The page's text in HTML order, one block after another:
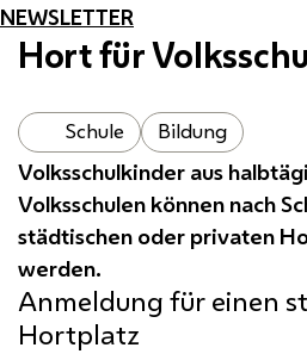
NEWSLETTER
Hort für
Schule Bildung
Volksschulkinder aus
Volksschulen können nach
städtischen oder privaten
werden.
Anmeldung für einen
Hortplatz